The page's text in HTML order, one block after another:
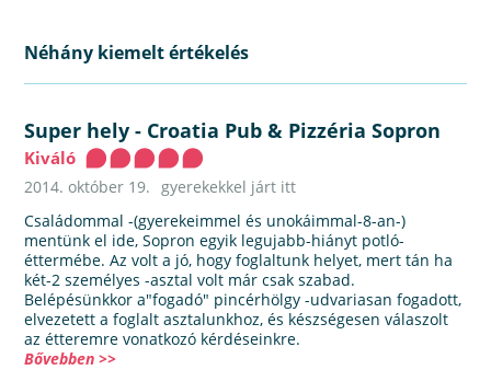
Néhány kiemelt értékelés
Super hely- Croatia Pub & Pizzéria Sopron
Kiváló
2014. október 19. gyerekekkel járt itt
Családommal -(gyerekeimmel és unokáimmal-8-an-)
mentünk el ide, Sopron egyik legujabb-hiányt potló-
éttermébe. Az volt a jó, hogy foglaltunk helyet, mert tán ha
két-2 személyes -asztal volt már csak szabad.
Belépésünkkor a"fogadó" pincérhölgy -udvariasan fogadott,
elvezetett a foglalt asztalunkhoz, és készségesen válaszolt
az étteremre vonatkozó kérdéseinkre.
Bővebben >>